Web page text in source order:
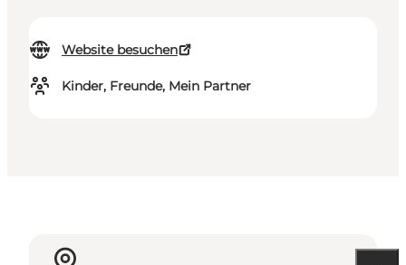
Website besuchen
Kinder, Freunde, Mein Partner